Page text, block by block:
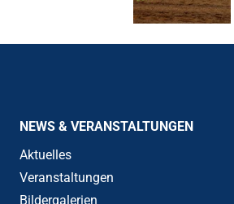
NEWS & VERANSTALTUNGEN
Aktuelles
Veranstaltungen
Bildergalerien